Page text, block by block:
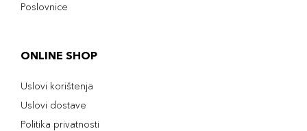
Poslovnice
ONLINE SHOP
Uslovi korištenja
Uslovi dostave
Politika privatnosti